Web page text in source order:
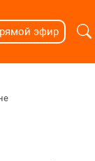
эфир